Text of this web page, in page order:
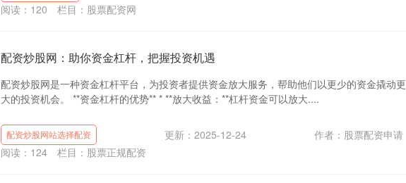
阅读： 120 栏目： 股票配资网
配资炒股网：助你资金杠杆，把握投资机遇
配资炒股网是一种资金杠杆平台，为投资者提供资金放大服务，帮助他们以更少的资金撬动更
大的投资机会。 **资金杠杆的优势** * **放大收益：**杠杆资金可以放大....
配资炒股网站选择配资 更新：2025-12-24
作者：股票配资申请
阅读： 124 栏目： 股票正规配资